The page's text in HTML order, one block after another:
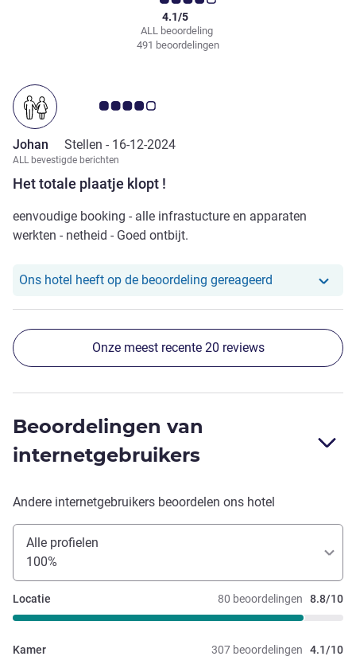
ALL beoordeling
4.1/5
491 beoordelingen
Het totale plaatje klopt !
Avis-klantbeoordeling 4.0/5
Johan Stellen - 16-12-2024
ALL bevestigde berichten
eenvoudige booking - alle infrastucture en apparaten
werkten - netheid - Goed ontbijt.
Ons hotel heeft op de beoordeling gereageerd Ons hotel
Onze meest recente 20 reviews
Beoordelingen van
internetgebruikers
Andere internetgebruikers beoordelen ons hotel
Alle profielen
100%
80 beoordelingen 8.8/10
Locatie
307 beoordelingen 4.1/10
Kamer